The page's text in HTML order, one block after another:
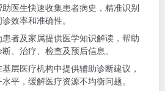
助医生快速收集患者病史，精准识别
效率和准确性。
患者及家属提供医学知识解读，帮助
、治疗、检查及预后信息。
基层医疗机构中提供辅助诊断建议，
平，缓解医疗资源不均衡问题。